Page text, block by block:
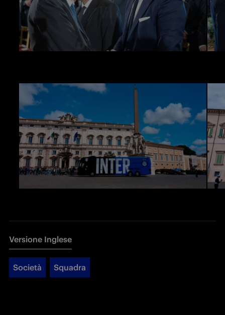
Versione Inglese
Società Squadra